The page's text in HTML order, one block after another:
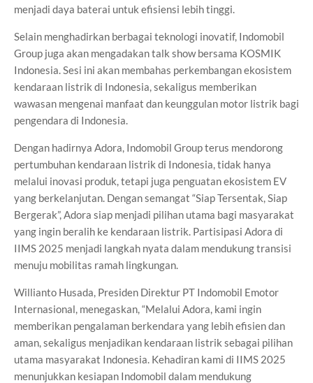
menjadi daya baterai untuk efisiensi lebih tinggi.
Selain menghadirkan berbagai teknologi inovatif, Indomobil
Group juga akan mengadakan talk show bersama KOSMIK
Indonesia. Sesi ini akan membahas perkembangan ekosistem
kendaraan listrik di Indonesia, sekaligus memberikan
wawasan mengenai manfaat dan keunggulan motor listrik bagi
pengendara di Indonesia.
Dengan hadirnya Adora, Indomobil Group terus mendorong
pertumbuhan kendaraan listrik di Indonesia, tidak hanya
melalui inovasi produk, tetapi juga penguatan ekosistem EV
yang berkelanjutan. Dengan semangat “Siap Tersentak, Siap
Bergerak”, Adora siap menjadi pilihan utama bagi masyarakat
yang ingin beralih ke kendaraan listrik. Partisipasi Adora di
IIMS 2025 menjadi langkah nyata dalam mendukung transisi
menuju mobilitas ramah lingkungan.
Willianto Husada, Presiden Direktur PT Indomobil Emotor
Internasional, menegaskan, “Melalui Adora, kami ingin
memberikan pengalaman berkendara yang lebih efisien dan
aman, sekaligus menjadikan kendaraan listrik sebagai pilihan
utama masyarakat Indonesia. Kehadiran kami di IIMS 2025
menunjukkan kesiapan Indomobil dalam mendukung